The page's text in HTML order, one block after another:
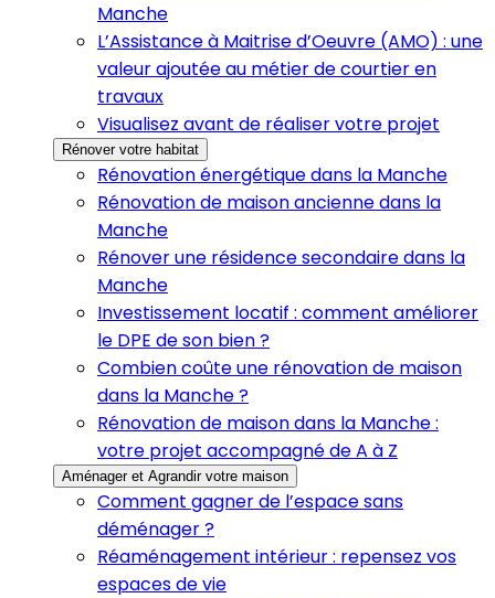
Manche
L’Assistance à Maitrise d’Oeuvre (AMO) : une
valeur ajoutée au métier de courtier en
travaux
Visualisez avant de réaliser votre projet
Rénover votre habitat
Rénovation énergétique dans la Manche
Rénovation de maison ancienne dans la
Manche
Rénover une résidence secondaire dans la
Manche
Investissement locatif : comment améliorer
le DPE de son bien ?
Combien coûte une rénovation de maison
dans la Manche ?
Rénovation de maison dans la Manche :
votre projet accompagné de A à Z
Aménager et Agrandir votre maison
Comment gagner de l’espace sans
déménager ?
Réaménagement intérieur : repensez vos
espaces de vie